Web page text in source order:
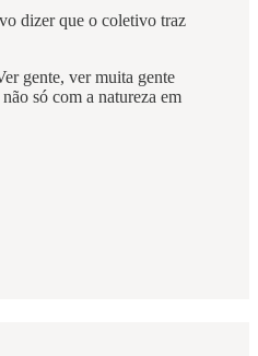
dizer que o coletivo traz
gente, ver muita gente
só com a natureza em